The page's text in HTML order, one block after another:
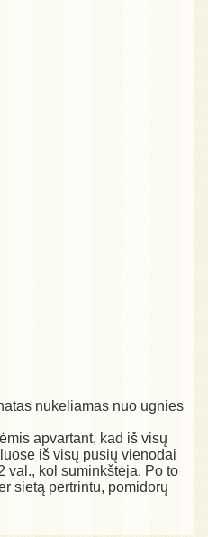
nukeliamas nuo ugnies
apvartant, kad iš visų
iš visų pusių vienodai
val., kol suminkštėja. Po to
sietą pertrintu, pomidorų